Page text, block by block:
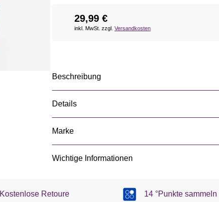
29,99 €
inkl. MwSt. zzgl. Versandkosten
Beschreibung
Details
Marke
Wichtige Informationen
Kostenlose Retoure 14 °Punkte sammeln